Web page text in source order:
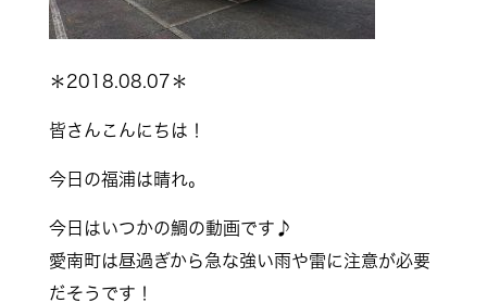
＊2018.08.07＊
皆さんこんにちは！
今日の福浦は晴れ。
今日はいつかの鯛の動画です♪
愛南町は昼過ぎから急な強い雨や雷に注意が必要
だそうです！